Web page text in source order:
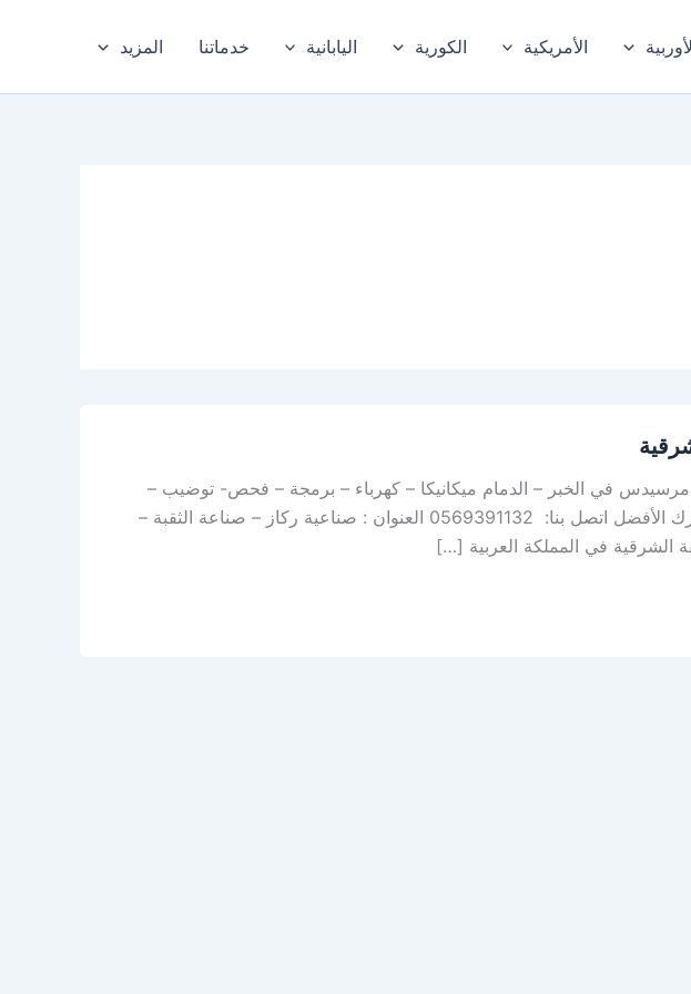
الأمريكية الكورية اليابانية خدماتنا المزيد
مرسيدس في الخبر – الدمام ميكانيكا – كهرباء – برمجة – فحص- توضيب –
صيانة دورية – سمكرة – رش بوية – صبغ نحن خيارك الأفضل اتصل بنا: 0569391132 العنوان : صناعية ركاز – صناعة الثقبة –
في المملكة العربية […]